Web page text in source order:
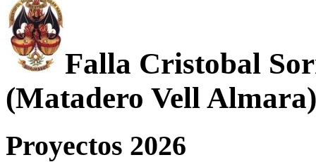
Falla Cristobal
(Matadero Vell Almara)
Proyectos 2026